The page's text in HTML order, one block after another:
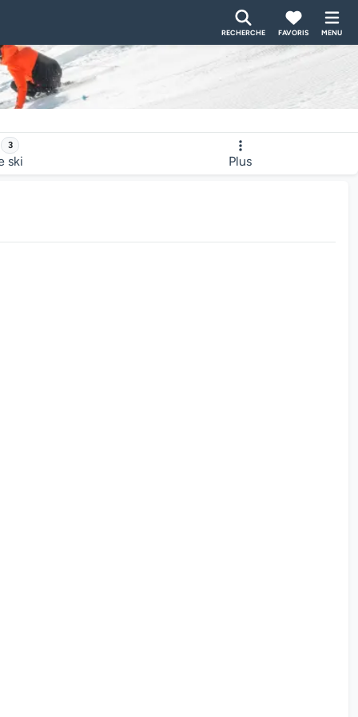
RECHERCHE FAVORIS MENU
3
ski Plus